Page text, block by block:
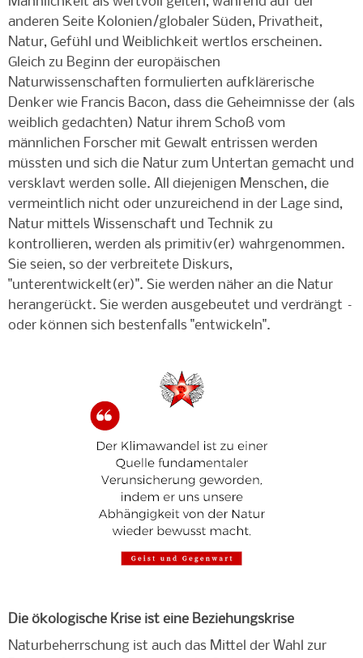
anderen Seite Kolonien/globaler Süden, Privatheit,
Natur, Gefühl und Weiblichkeit wertlos erscheinen.
Gleich zu Beginn der europäischen
Naturwissenschaften formulierten aufklärerische
Denker wie Francis Bacon, dass die Geheimnisse der (als
weiblich gedachten) Natur ihrem Schoß vom
männlichen Forscher mit Gewalt entrissen werden
müssten und sich die Natur zum Untertan gemacht und
versklavt werden solle. All diejenigen Menschen, die
vermeintlich nicht oder unzureichend in der Lage sind,
Natur mittels Wissenschaft und Technik zu
kontrollieren, werden als primitiv(er) wahrgenommen.
Sie seien, so der verbreitete Diskurs,
"unterentwickelt(er)". Sie werden näher an die Natur
herangerückt. Sie werden ausgebeutet und verdrängt –
oder können sich bestenfalls "entwickeln".
Die ökologische Krise ist eine Beziehungskrise
Naturbeherrschung ist auch das Mittel der Wahl zur